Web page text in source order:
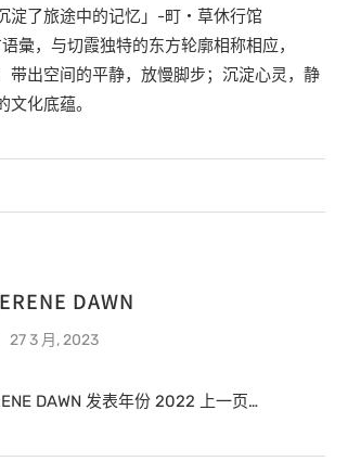
淀了旅途中的记忆」-町‧草休行馆
彙，与切霞独特的东方轮廓相称相应，
带出空间的平静，放慢脚步；沉淀心灵，静
文化底蕴。
DAWN
27 3 月, 2023
DAWN 发表年份 2022 上一页…